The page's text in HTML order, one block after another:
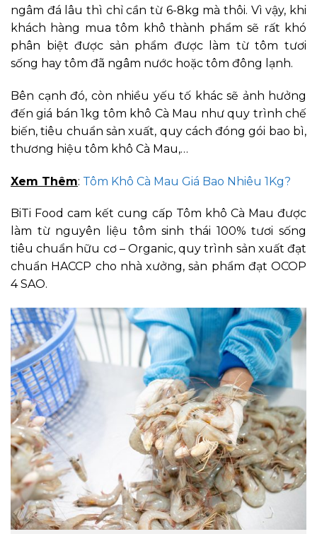
ngâm đá lâu thì chỉ cần từ 6-8kg mà thôi. Vì vậy, khi
khách hàng mua tôm khô thành phẩm sẽ rất khó
phân biệt được sản phẩm được làm từ tôm tươi
sống hay tôm đã ngâm nước hoặc tôm đông lạnh.
Bên cạnh đó, còn nhiều yếu tố khác sẽ ảnh hưởng
đến giá bán 1kg tôm khô Cà Mau như quy trình chế
biến, tiêu chuẩn sản xuất, quy cách đóng gói bao bì,
thương hiệu tôm khô Cà Mau,…
Xem Thêm: Tôm Khô Cà Mau Giá Bao Nhiêu 1Kg?
BiTi Food cam kết cung cấp Tôm khô Cà Mau được
làm từ nguyên liệu tôm sinh thái 100% tươi sống
tiêu chuẩn hữu cơ – Organic, quy trình sản xuất đạt
chuẩn HACCP cho nhà xưởng, sản phẩm đạt OCOP
4 SAO.